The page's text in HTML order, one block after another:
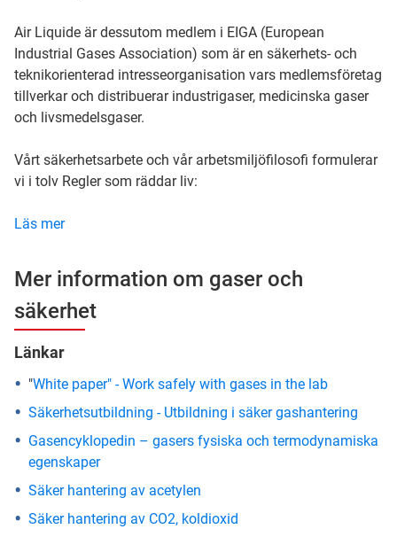
Air Liquide är dessutom medlem i EIGA (European
Industrial Gases Association) som är en säkerhets- och
teknikorienterad intresseorganisation vars medlemsföretag
tillverkar och distribuerar industrigaser, medicinska gaser
och livsmedelsgaser.
Vårt säkerhetsarbete och vår arbetsmiljöfilosofi formulerar
vi i tolv Regler som räddar liv:
Läs mer
Mer information om gaser och
säkerhet
Länkar
"White paper" - Work safely with gases in the lab
Säkerhetsutbildning - Utbildning i säker gashantering
Gasencyklopedin – gasers fysiska och termodynamiska
egenskaper
Säker hantering av acetylen
Säker hantering av CO2, koldioxid